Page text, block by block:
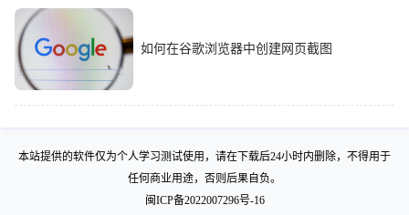
如何在谷歌浏览器中创建网页截图
本站提供的软件仅为个人学习测试使用，请在下载后24小时内删除，不得用于
任何商业用途，否则后果自负。
闽ICP备2022007296号-16